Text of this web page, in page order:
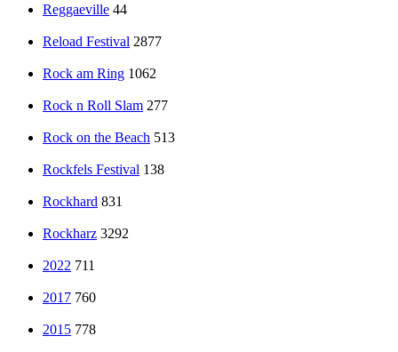
Reggaeville 44
Reload Festival 2877
Rock am Ring 1062
Rock n Roll Slam 277
Rock on the Beach 513
Rockfels Festival 138
Rockhard 831
Rockharz 3292
2022 711
2017 760
2015 778